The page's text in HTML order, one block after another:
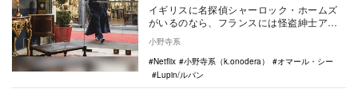
イギリスに名探偵シャーロック・ホームズ
がいるのなら、フランスには怪盗紳士アル
セーヌ・ルパンがいる。ともにそれぞれの
国を代表する、…
小野寺系
Netflix
小野寺系（k.onodera）
オマール・シー
Lupin/ルパン